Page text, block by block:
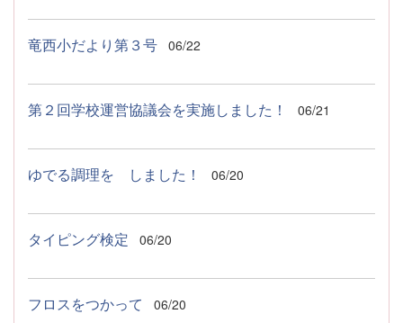
竜西小だより第３号 06/22
第２回学校運営協議会を実施しました！ 06/21
ゆでる調理を しました！ 06/20
タイピング検定 06/20
フロスをつかって 06/20